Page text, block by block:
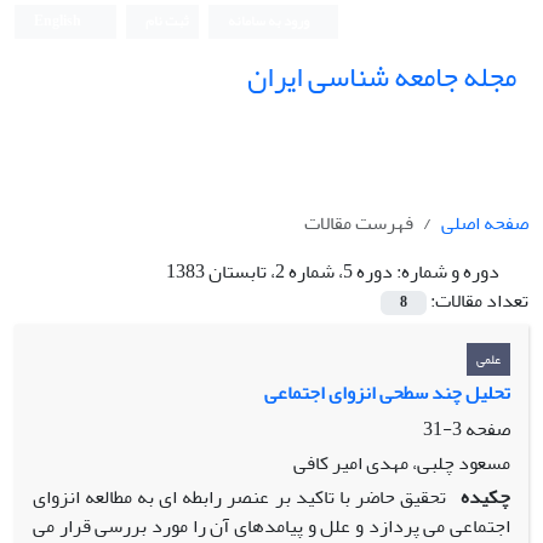
مجله جامعه شناسی ایران
صفحه اصلی
فهرست مقالات
دوره و شماره:دوره 5، شماره 2، تابستان 1383
تعداد مقالات:
8
علمی
تحلیل چند سطحی انزوای اجتماعی
صفحه3-31
مسعود چلبی، مهدی امیر کافی
چکیده تحقیق حاضر با تاکید بر عنصر رابطه ای به مطالعه انزوای
اجتماعی می پردازد و علل و پیامدهای آن را مورد بررسی قرار می